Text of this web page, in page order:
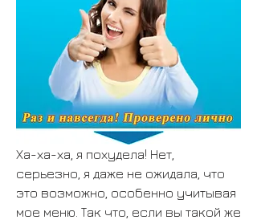
Ха-ха-ха, я похудела! Нет,
серьезно, я даже не ожидала, что
это возможно, особенно учитывая
мое меню. Так что, если вы такой же